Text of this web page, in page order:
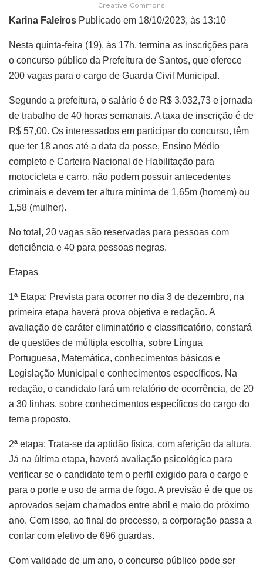
Creative Commons
Karina Faleiros Publicado em 18/10/2023, às 13:10
Nesta quinta-feira (19), às 17h, termina as inscrições para
o concurso público da Prefeitura de Santos, que oferece
200 vagas para o cargo de Guarda Civil Municipal.
Segundo a prefeitura, o salário é de R$ 3.032,73 e jornada
de trabalho de 40 horas semanais. A taxa de inscrição é de
R$ 57,00. Os interessados em participar do concurso, têm
que ter 18 anos até a data da posse, Ensino Médio
completo e Carteira Nacional de Habilitação para
motocicleta e carro, não podem possuir antecedentes
criminais e devem ter altura mínima de 1,65m (homem) ou
1,58 (mulher).
No total, 20 vagas são reservadas para pessoas com
deficiência e 40 para pessoas negras.
Etapas
1ª Etapa: Prevista para ocorrer no dia 3 de dezembro, na
primeira etapa haverá prova objetiva e redação. A
avaliação de caráter eliminatório e classificatório, constará
de questões de múltipla escolha, sobre Língua
Portuguesa, Matemática, conhecimentos básicos e
Legislação Municipal e conhecimentos específicos. Na
redação, o candidato fará um relatório de ocorrência, de 20
a 30 linhas, sobre conhecimentos específicos do cargo do
tema proposto.
2ª etapa: Trata-se da aptidão física, com aferição da altura.
Já na última etapa, haverá avaliação psicológica para
verificar se o candidato tem o perfil exigido para o cargo e
para o porte e uso de arma de fogo. A previsão é de que os
aprovados sejam chamados entre abril e maio do próximo
ano. Com isso, ao final do processo, a corporação passa a
contar com efetivo de 696 guardas.
Com validade de um ano, o concurso público pode ser